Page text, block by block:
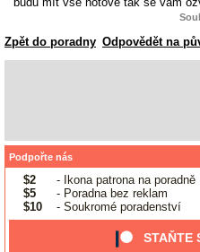
Zpět do poradny Odpovědět na
Podpořte nás
$2
- Ikona patrona na poradně
$5
- Poradna bez reklam
$10
- Soukromé poradenství
STAŇTE